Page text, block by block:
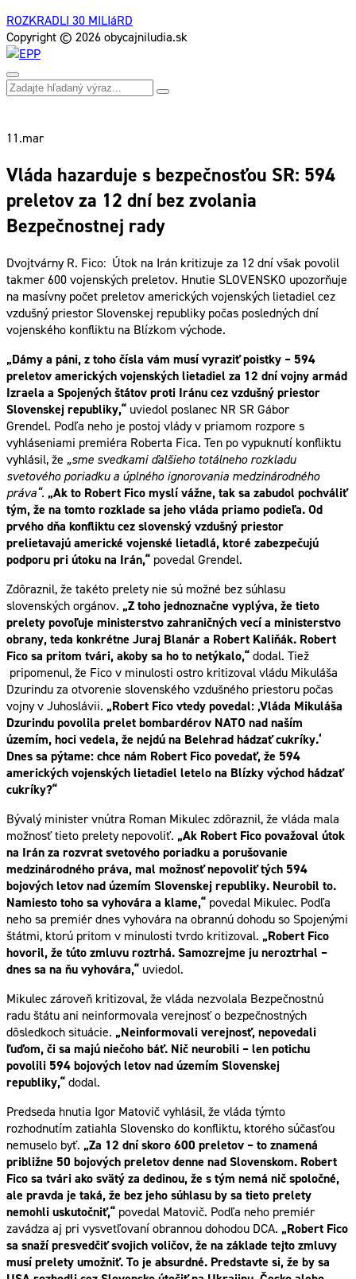
ROZKRADLI 30 MILIáRD
Copyright © 2026 obycajniludia.sk
11.mar
Vláda hazarduje s bezpečnosťou SR: 594
preletov za 12 dní bez zvolania
Bezpečnostnej rady
Dvojtvárny R. Fico: Útok na Irán kritizuje za 12 dní však povolil
takmer 600 vojenských preletov. Hnutie SLOVENSKO upozorňuje
na masívny počet preletov amerických vojenských lietadiel cez
vzdušný priestor Slovenskej republiky počas posledných dní
vojenského konfliktu na Blízkom východe.
„Dámy a páni, z toho čísla vám musí vyraziť poistky – 594
preletov amerických vojenských lietadiel za 12 dní vojny armád
Izraela a Spojených štátov proti Iránu cez vzdušný priestor
Slovenskej republiky,“ uviedol poslanec NR SR Gábor
Grendel. Podľa neho je postoj vlády v priamom rozpore s
vyhláseniami premiéra Roberta Fica. Ten po vypuknutí konfliktu
vyhlásil, že „sme svedkami ďalšieho totálneho rozkladu
svetového poriadku a úplného ignorovania medzinárodného
práva“. „Ak to Robert Fico myslí vážne, tak sa zabudol pochváliť
tým, že na tomto rozklade sa jeho vláda priamo podieľa. Od
prvého dňa konfliktu cez slovenský vzdušný priestor
prelietavajú americké vojenské lietadlá, ktoré zabezpečujú
podporu pri útoku na Irán,“ povedal Grendel.
Zdôraznil, že takéto prelety nie sú možné bez súhlasu
slovenských orgánov. „Z toho jednoznačne vyplýva, že tieto
prelety povoľuje ministerstvo zahraničných vecí a ministerstvo
obrany, teda konkrétne Juraj Blanár a Robert Kaliňák. Robert
Fico sa pritom tvári, akoby sa ho to netýkalo,“dodal. Tiež
pripomenul, že Fico v minulosti ostro kritizoval vládu Mikuláša
Dzurindu za otvorenie slovenského vzdušného priestoru počas
vojny v Juhoslávii. „Robert Fico vtedy povedal: ‚Vláda Mikuláša
Dzurindu povolila prelet bombardérov NATO nad naším
územím, hoci vedela, že nejdú na Belehrad hádzať cukríky.‘
Dnes sa pýtame: chce nám Robert Fico povedať, že 594
amerických vojenských lietadiel letelo na Blízky východ hádzať
cukríky?“
Bývalý minister vnútra Roman Mikulec zdôraznil, že vláda mala
možnosť tieto prelety nepovoliť. „Ak Robert Fico považoval útok
na Irán za rozvrat svetového poriadku a porušovanie
medzinárodného práva, mal možnosť nepovoliť tých 594
bojových letov nad územím Slovenskej republiky. Neurobil to.
Namiesto toho sa vyhovára a klame,“ povedal Mikulec. Podľa
neho sa premiér dnes vyhovára na obrannú dohodu so Spojenými
štátmi, ktorú pritom v minulosti tvrdo kritizoval. „Robert Fico
hovoril, že túto zmluvu roztrhá. Samozrejme ju neroztrhal –
dnes sa na ňu vyhovára,“ uviedol.
Mikulec zároveň kritizoval, že vláda nezvolala Bezpečnostnú
radu štátu ani neinformovala verejnosť o bezpečnostných
dôsledkoch situácie. „Neinformovali verejnosť, nepovedali
ľuďom, či sa majú niečoho báť. Nič neurobili – len potichu
povolili 594 bojových letov nad územím Slovenskej
republiky,“dodal.
Predseda hnutia Igor Matovič vyhlásil, že vláda týmto
rozhodnutím zatiahla Slovensko do konfliktu, ktorého súčasťou
nemuselo byť. „Za 12 dní skoro 600 preletov – to znamená
približne 50 bojových preletov denne nad Slovenskom. Robert
Fico sa tvári ako svätý za dedinou, že s tým nemá nič spoločné,
ale pravda je taká, že bez jeho súhlasu by sa tieto prelety
nemohli uskutočniť,“ povedal Matovič. Podľa neho premiér
zavádza aj pri vysvetľovaní obrannou dohodou DCA. „Robert Fico
sa snaží presvedčiť svojich voličov, že na základe tejto zmluvy
musí prelety umožniť. To je absurdné. Predstavte si, že by sa